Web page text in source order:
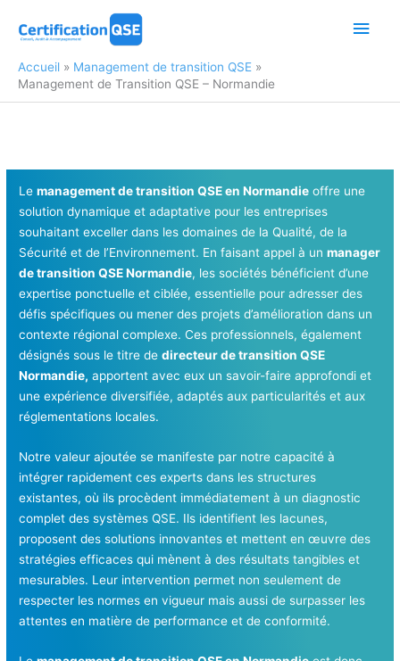
Accueil
Management de transition QSE
Management de Transition QSE – Normandie
Lemanagement de transition QSE en Normandie offre une
solution dynamique et adaptative pour les entreprises
souhaitant exceller dans les domaines de la Qualité, de la
Sécurité et de l’Environnement. En faisant appel à unmanager
de transition QSE Normandie, les sociétés bénéficient d’une
expertise ponctuelle et ciblée, essentielle pour adresser des
défis spécifiques ou mener des projets d’amélioration dans un
contexte régional complexe. Ces professionnels, également
désignés sous le titre dedirecteur de transition QSE
Normandie, apportent avec eux un savoir-faire approfondi et
une expérience diversifiée, adaptés aux particularités et aux
réglementations locales.
Notre valeur ajoutée se manifeste par notre capacité à
intégrer rapidement ces experts dans les structures
existantes, où ils procèdent immédiatement à un diagnostic
complet des systèmes QSE. Ils identifient les lacunes,
proposent des solutions innovantes et mettent en œuvre des
stratégies efficaces qui mènent à des résultats tangibles et
mesurables. Leur intervention permet non seulement de
respecter les normes en vigueur mais aussi de surpasser les
attentes en matière de performance et de conformité.